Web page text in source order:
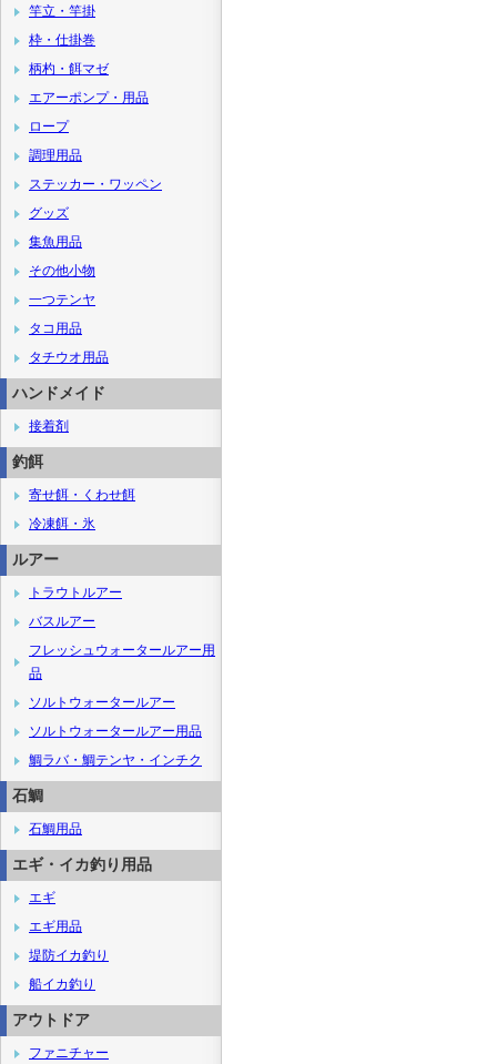
竿立・竿掛
枠・仕掛巻
柄杓・餌マゼ
エアーポンプ・用品
ロープ
調理用品
ステッカー・ワッペン
グッズ
集魚用品
その他小物
一つテンヤ
タコ用品
タチウオ用品
ハンドメイド
接着剤
釣餌
寄せ餌・くわせ餌
冷凍餌・氷
ルアー
トラウトルアー
バスルアー
フレッシュウォータールアー用
品
ソルトウォータールアー
ソルトウォータールアー用品
鯛ラバ・鯛テンヤ・インチク
石鯛
石鯛用品
エギ・イカ釣り用品
エギ
エギ用品
堤防イカ釣り
船イカ釣り
アウトドア
ファニチャー